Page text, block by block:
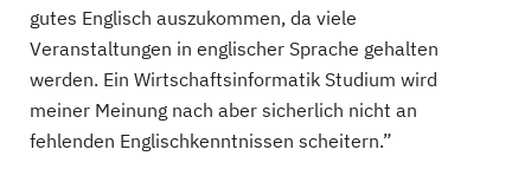
gutes Englisch auszukommen, da viele
Veranstaltungen in englischer Sprache gehalten
werden. Ein Wirtschaftsinformatik Studium wird
meiner Meinung nach aber sicherlich nicht an
fehlenden Englischkenntnissen scheitern.”